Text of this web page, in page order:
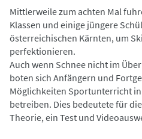
Mittlerweile zum achten Mal
Klassen und einige jüngere
österreichischen Kärnten, um
perfektionieren.
Auch wenn Schnee nicht im
boten sich Anfängern und
Möglichkeiten Sportunterricht
betreiben. Dies bedeutete für
Theorie, ein Test und